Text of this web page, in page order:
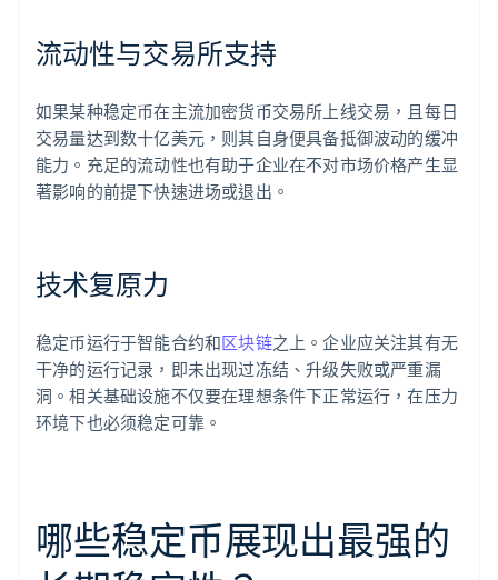
流动性与交易所支持
如果某种稳定币在主流加密货币交易所上线交易，且每日
交易量达到数十亿美元，则其自身便具备抵御波动的缓冲
能力。充足的流动性也有助于企业在不对市场价格产生显
著影响的前提下快速进场或退出。
技术复原力
稳定币运行于智能合约和区块链之上。企业应关注其有无
干净的运行记录，即未出现过冻结、升级失败或严重漏
洞。相关基础设施不仅要在理想条件下正常运行，在压力
环境下也必须稳定可靠。
哪些稳定币展现出最强的